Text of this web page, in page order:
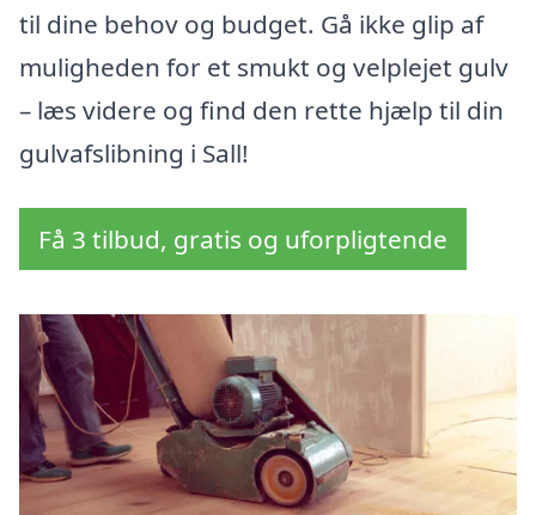
til dine behov og budget. Gå ikke glip af
muligheden for et smukt og velplejet gulv
– læs videre og find den rette hjælp til din
gulvafslibning i Sall!
Få 3 tilbud, gratis og uforpligtende